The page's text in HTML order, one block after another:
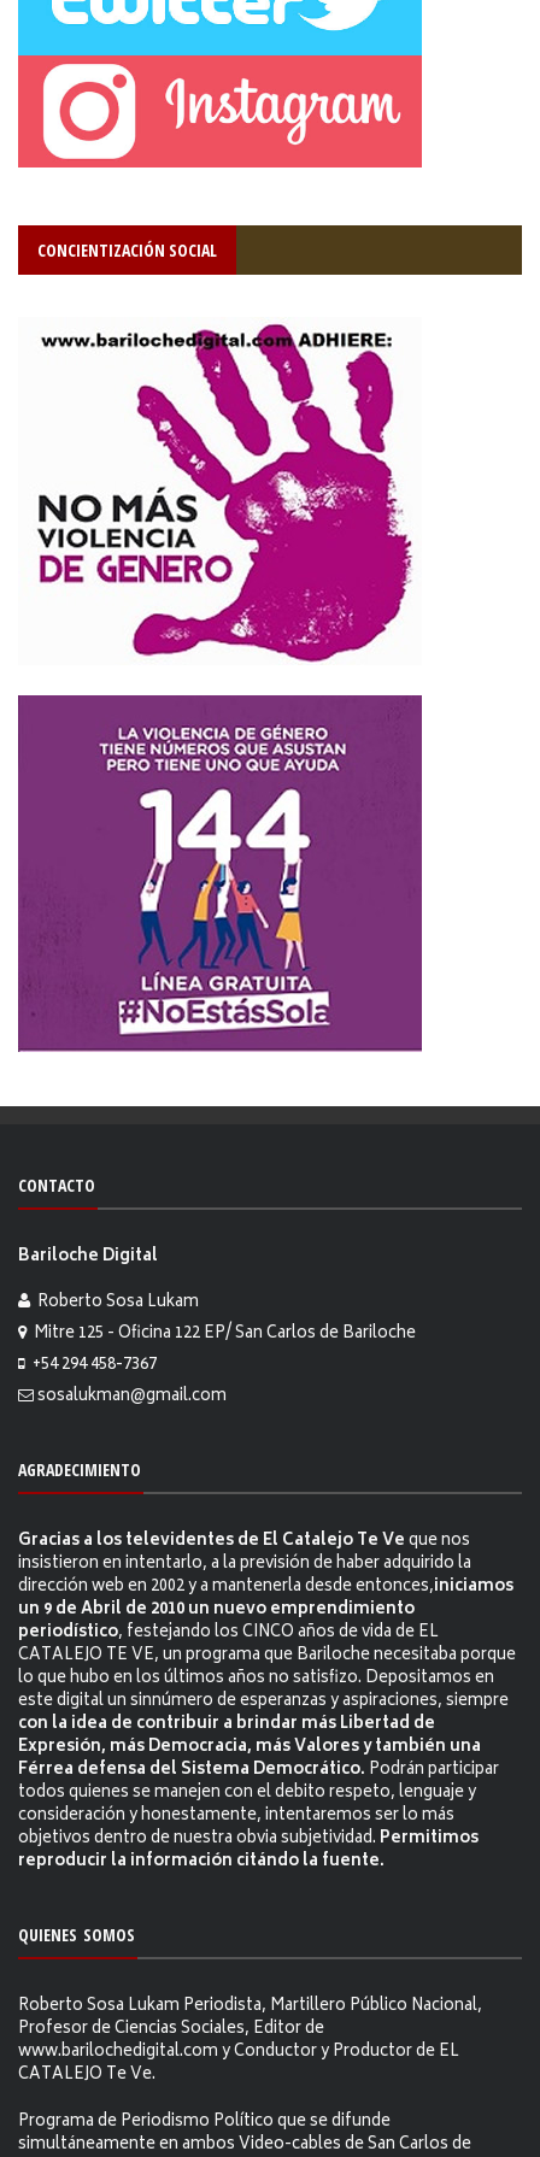
CONCIENTIZACIÓN SOCIAL
CONTACTO
Bariloche Digital
Roberto Sosa Lukam
Mitre 125 - Oficina 122 EP/ San Carlos de Bariloche
+54 294 458-7367
sosalukman@gmail.com
AGRADECIMIENTO
Gracias a los televidentes de El Catalejo Te Veque nos
insistieron en intentarlo, a la previsión de haber adquirido la
dirección web en 2002 y a mantenerla desde entonces,iniciamos
un 9 de Abril de 2010 un nuevo emprendimiento
periodístico, festejando los CINCO años de vida de EL
CATALEJO TE VE, un programa que Bariloche necesitaba porque
lo que hubo en los últimos años no satisfizo. Depositamos en
este digital un sinnúmero de esperanzas y aspiraciones, siempre
con la idea de contribuir a brindar más Libertad de
Expresión, más Democracia, más Valores y también una
Férrea defensa del Sistema Democrático. Podrán participar
todos quienes se manejen con el debito respeto, lenguaje y
consideración y honestamente, intentaremos ser lo más
objetivos dentro de nuestra obvia subjetividad. Permitimos
reproducir la información citándo la fuente.
QUIENES SOMOS
Roberto Sosa Lukam Periodista, Martillero Público Nacional,
Profesor de Ciencias Sociales, Editor de
www.barilochedigital.com y Conductor y Productor de EL
CATALEJO Te Ve.
Programa de Periodismo Político que se difunde
simultáneamente en ambos Video-cables de San Carlos de